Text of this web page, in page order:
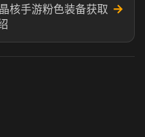
核手游粉色装备获取 →